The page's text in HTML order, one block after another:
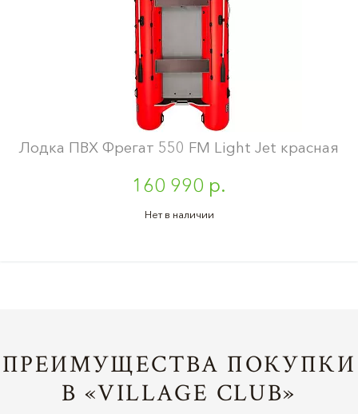
Лодка ПВХ Фрегат 550 FM Light Jet красная
160 990 р.
Нет в наличии
ПРЕИМУЩЕСТВА ПОКУПКИ
В «VILLAGE CLUB»